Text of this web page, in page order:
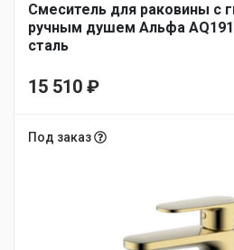
Смеситель для раковины с
ручным душем Альфа
сталь
15 510 ₽
Под заказ